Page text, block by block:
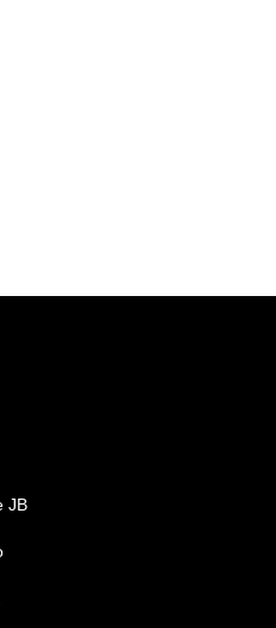
JB